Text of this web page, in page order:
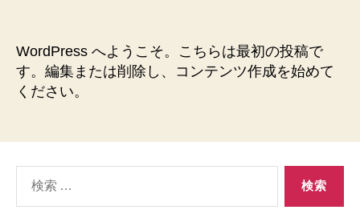
の
WordPress へようこそ。こちらは最初の投稿で
す。編集または削除し、コンテンツ作成を始めて
ください。